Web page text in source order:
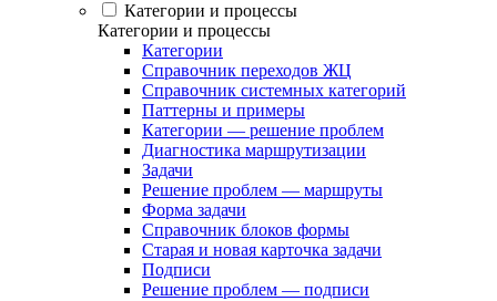
Категории и процессы
Категории и процессы
Категории
Справочник переходов ЖЦ
Справочник системных категорий
Паттерны и примеры
Категории — решение проблем
Диагностика маршрутизации
Задачи
Решение проблем — маршруты
Форма задачи
Справочник блоков формы
Старая и новая карточка задачи
Подписи
Решение проблем — подписи